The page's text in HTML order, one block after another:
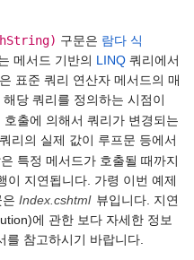
구문은 람다 식
메서드 기반의 LINQ 쿼리에서
표준 쿼리 연산자 메서드의 매
당 쿼리를 정의하는 시점이
호출에 의해서 쿼리가 변경되는
리의 실제 값이 루프문 등에서
특정 메서드가 호출될 때까지
이 지연됩니다. 가령 이번 예제
Index.cshtml 뷰입니다. 지연
에 관한 보다 자세한 정보
를 참고하시기 바랍니다.